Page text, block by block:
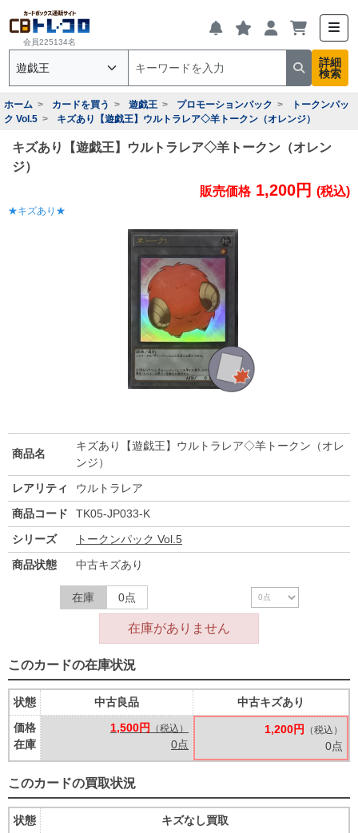
会員225134名
詳細
検索
ホーム カードを買う 遊戯王 プロモーションパック
トークンパッ
ク Vol.5
キズあり【遊戯王】ウルトラレア◇羊トークン（オレンジ）
キズあり【遊戯王】ウルトラレア◇羊トークン（オレン
ジ）
★キズあり★
販売価格 1,200円 (税込)
商品名
キズあり【遊戯王】ウルトラレア◇羊トークン（オレ
ンジ）
レアリティ
ウルトラレア
商品コード
TK05-JP033-K
シリーズ
トークンパック Vol.5
商品状態
中古キズあり
在庫 0点
在庫がありません
このカードの在庫状況
状態
価格
在庫
中古良品
1,500円
（税込）
0点
中古キズあり
1,200円 （税込）
0点
このカードの買取状況
状態
キズなし買取